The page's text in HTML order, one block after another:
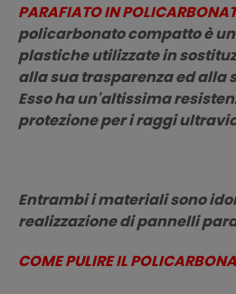
PARAFIATO IN
policarbonato compatto è
plastiche utilizzate in
alla sua trasparenza ed alla
Esso ha un'altissima
protezione per i raggi
Entrambi i materiali sono
realizzazione di pannelli
COME PULIRE IL